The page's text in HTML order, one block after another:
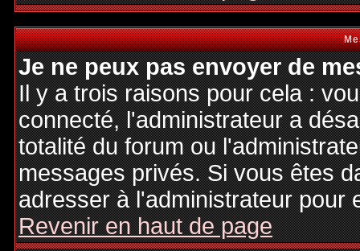
Je ne peux pas envoyer de
Il y a trois raisons pour cela :
connecté, l'administrateur a
totalité du forum ou
messages privés. Si vous êtes
adresser à l'administrateur pour
Revenir en haut de page